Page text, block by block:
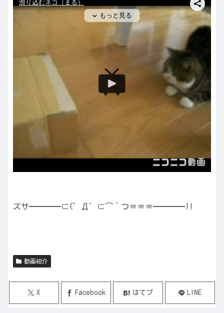
ズサ━━━━⊂(゜Д゜⊂⌒｀つ≡≡≡━━━━!!
動画紹介
X Facebook はてブ LINE